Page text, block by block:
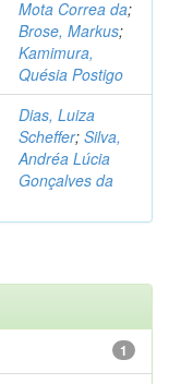
Mota Correa da;
Brose, Markus;
Kamimura,
Quésia Postigo
Dias, Luiza
Scheffer; Silva,
Andréa Lúcia
Gonçalves da
1